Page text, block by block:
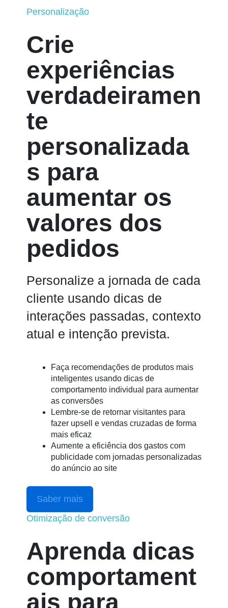
Personalização
Crie
experiências
verdadeiramen
te
personalizada
s para
aumentar os
valores dos
pedidos
Personalize a jornada de cada
cliente usando dicas de
interações passadas, contexto
atual e intenção prevista.
Faça recomendações de produtos mais
inteligentes usando dicas de
comportamento individual para aumentar
as conversões
Lembre-se de retornar visitantes para
fazer upsell e vendas cruzadas de forma
mais eficaz
Aumente a eficiência dos gastos com
publicidade com jornadas personalizadas
do anúncio ao site
Saber mais
Otimização de conversão
Aprenda dicas
comportament
ais para